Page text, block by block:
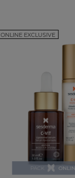
ONLINE EXCLUSIVE